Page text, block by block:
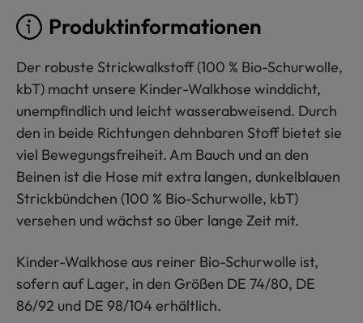
Produktinformationen
Der robuste Strickwalkstoff (100 % Bio-Schurwolle,
kbT) macht unsere Kinder-Walkhose winddicht,
unempfindlich und leicht wasserabweisend. Durch
den in beide Richtungen dehnbaren Stoff bietet sie
viel Bewegungsfreiheit. Am Bauch und an den
Beinen ist die Hose mit extra langen, dunkelblauen
Strickbündchen (100 % Bio-Schurwolle, kbT)
versehen und wächst so über lange Zeit mit.
Kinder-Walkhose aus reiner Bio-Schurwolle ist,
sofern auf Lager, in den Größen DE 74/80, DE
86/92 und DE 98/104 erhältlich.